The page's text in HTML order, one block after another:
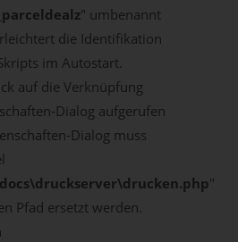
" umbenannt
die Identifikation
im Autostart.
auf die Verknüpfung
Dialog aufgerufen
Dialog muss
"
Pfad ersetzt werden.